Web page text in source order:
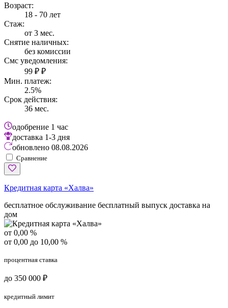
Возраст:
18 - 70 лет
Стаж:
от 3 мес.
Снятие наличных:
без комиссии
Смс уведомления:
99 ₽ ₽
Мин. платеж:
2.5%
Срок действия:
36 мес.
одобрение 1 час
доставка 1-3 дня
обновлено 08.08.2026
Сравнение
Кредитная карта «Халва»
бесплатное обслуживание бесплатный выпуск доставка на
дом
от 0,00 %
от 0,00 до 10,00 %
процентная ставка
до 350 000 ₽
кредитный лимит